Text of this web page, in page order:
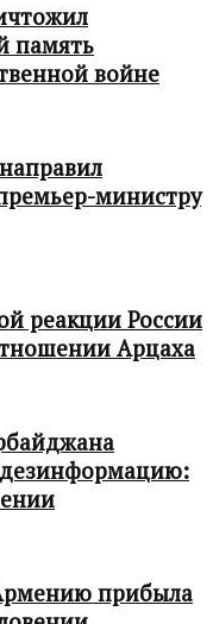
память
войне
министру
реакции России
Арцаха
дезинформацию:
прибыла